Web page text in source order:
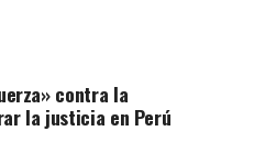
contra la
la justicia en Perú